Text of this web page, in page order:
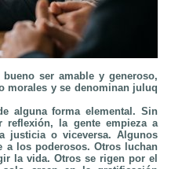
ser amable y generoso,
morales y se denominan juluq
alguna forma elemental. Sin
reflexión, la gente empieza a
justicia o viceversa. Algunos
a los poderosos. Otros luchan
la vida. Otros se rigen por el